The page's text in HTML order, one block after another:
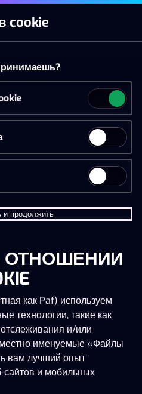
игры Функции
King Mega
10 938 €
777 Wheel
НОВОЕ
and Win
Soaked By SeamenGoal
cookie?
3 различных типа
отслеживающие и
всё
и информация
cookie
и продолжить
ОТНОШЕНИИ
как Paf) используем
технологии, такие как
и/или
именуемые «Файлы
вам лучший опыт
сайтов и мобильных